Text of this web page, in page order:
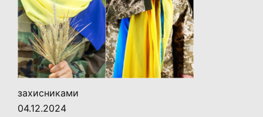
захисниками
04.12.2024